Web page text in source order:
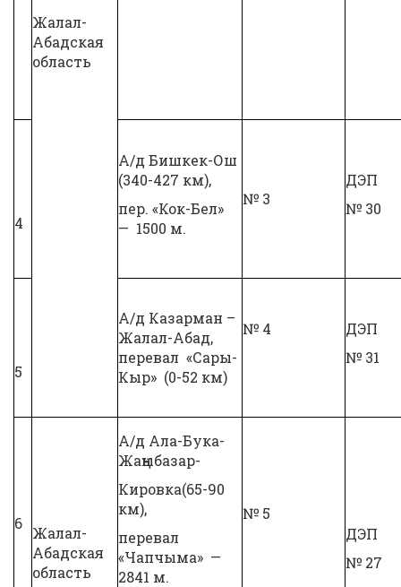
Жалал-
Абадская
область
4
А/д Бишкек-Ош
(340-427 км),
пер. «Кок-Бел»
— 1500 м.
№ 3
ДЭП
№ 30
5
А/д Казарман –
Жалал-Абад,
перевал «Сары-
Кыр» (0-52 км)
№ 4
ДЭП
№ 31
6
Жалал-
Абадская
область
А/д Ала-Бука-
Жаңыбазар-
Кировка(65-90
км),
перевал
«Чапчыма» —
2841 м.
№ 5
ДЭП
№ 27